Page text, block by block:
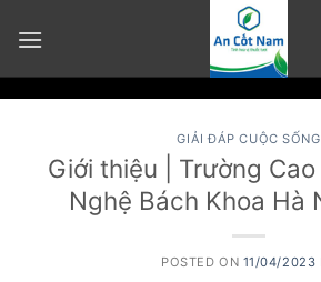
GIẢI ĐÁP CUỘC SỐNG
Giới thiệu | Trường
Nghệ Bách Khoa Hà
POSTED ON 11/04/2023